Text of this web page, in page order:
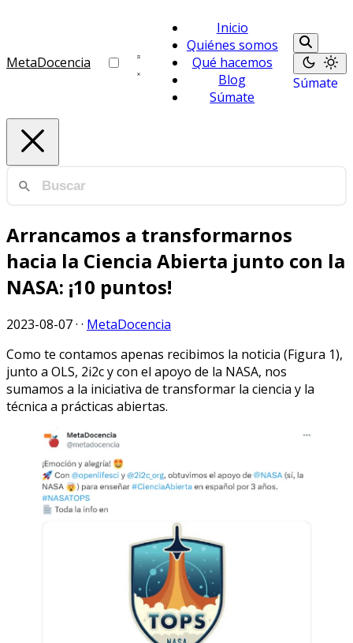
MetaDocencia
Inicio
Quiénes somos
Qué hacemos
Blog
Súmate
Súmate
Arrancamos a transformarnos
hacia la Ciencia Abierta junto con la
NASA: ¡10 puntos!
2023-08-07 · · MetaDocencia
Como te contamos apenas recibimos la noticia (Figura 1),
junto a OLS, 2i2c y con el apoyo de la NASA, nos
sumamos a la iniciativa de transformar la ciencia y la
técnica a prácticas abiertas.